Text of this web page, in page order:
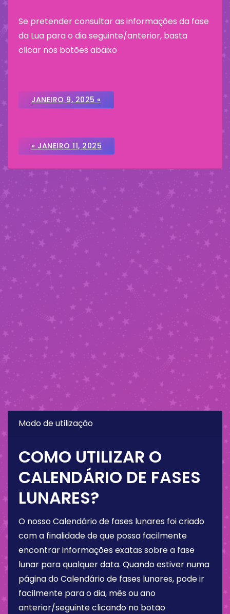
Se pretender consultar as informações da fase
da Lua para o dia seguinte/anterior, basta
clicar nos botões abaixo
JANEIRO 9, 2025 «
» JANEIRO 11, 2025
Modo de utilização
COMO UTILIZAR O
CALENDÁRIO DE FASES
LUNARES?
O nosso Calendário de fases lunares foi criado
com a finalidade de que possa facilmente
encontrar informações exatas sobre a fase
lunar para qualquer data. Quando estiver numa
página do Calendário de fases lunares, pode ir
facilmente para o dia, mês ou ano
anterior/seguinte clicando no botão